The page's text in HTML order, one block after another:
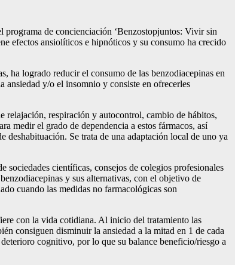
de concienciación ‘Benzostopjuntos: Vivir sin
efectos ansiolíticos e hipnóticos y su consumo ha crecido
ha logrado reducir el consumo de las benzodiacepinas en
ansiedad y/o el insomnio y consiste en ofrecerles
relajación, respiración y autocontrol, cambio de hábitos,
medir el grado de dependencia a estos fármacos, así
deshabituación. Se trata de una adaptación local de uno ya
sociedades científicas, consejos de colegios profesionales
y sus alternativas, con el objetivo de
cuando las medidas no farmacológicas son
con la vida cotidiana. Al inicio del tratamiento las
consiguen disminuir la ansiedad a la mitad en 1 de cada
cognitivo, por lo que su balance beneficio/riesgo a